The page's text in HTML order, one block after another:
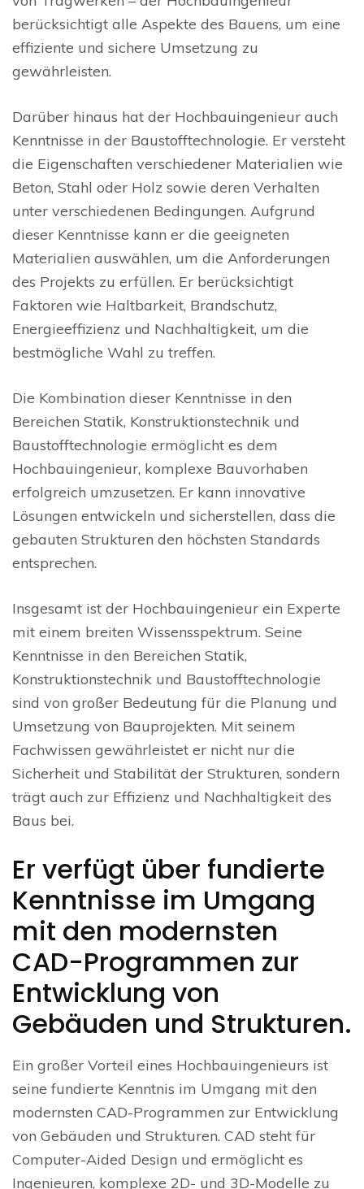
berücksichtigt alle Aspekte des Bauens, um eine
effiziente und sichere Umsetzung zu
gewährleisten.
Darüber hinaus hat der Hochbauingenieur auch
Kenntnisse in der Baustofftechnologie. Er versteht
die Eigenschaften verschiedener Materialien wie
Beton, Stahl oder Holz sowie deren Verhalten
unter verschiedenen Bedingungen. Aufgrund
dieser Kenntnisse kann er die geeigneten
Materialien auswählen, um die Anforderungen
des Projekts zu erfüllen. Er berücksichtigt
Faktoren wie Haltbarkeit, Brandschutz,
Energieeffizienz und Nachhaltigkeit, um die
bestmögliche Wahl zu treffen.
Die Kombination dieser Kenntnisse in den
Bereichen Statik, Konstruktionstechnik und
Baustofftechnologie ermöglicht es dem
Hochbauingenieur, komplexe Bauvorhaben
erfolgreich umzusetzen. Er kann innovative
Lösungen entwickeln und sicherstellen, dass die
gebauten Strukturen den höchsten Standards
entsprechen.
Insgesamt ist der Hochbauingenieur ein Experte
mit einem breiten Wissensspektrum. Seine
Kenntnisse in den Bereichen Statik,
Konstruktionstechnik und Baustofftechnologie
sind von großer Bedeutung für die Planung und
Umsetzung von Bauprojekten. Mit seinem
Fachwissen gewährleistet er nicht nur die
Sicherheit und Stabilität der Strukturen, sondern
trägt auch zur Effizienz und Nachhaltigkeit des
Baus bei.
Er verfügt über fundierte
Kenntnisse im Umgang
mit den modernsten
CAD-Programmen zur
Entwicklung von
Gebäuden und Strukturen.
Ein großer Vorteil eines Hochbauingenieurs ist
seine fundierte Kenntnis im Umgang mit den
modernsten CAD-Programmen zur Entwicklung
von Gebäuden und Strukturen. CAD steht für
Computer-Aided Design und ermöglicht es
Ingenieuren, komplexe 2D- und 3D-Modelle zu